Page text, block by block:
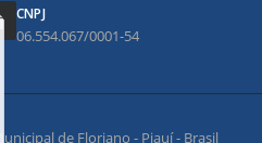
CNPJ
06.554.067/0001-54
de Floriano - Piauí - Brasil